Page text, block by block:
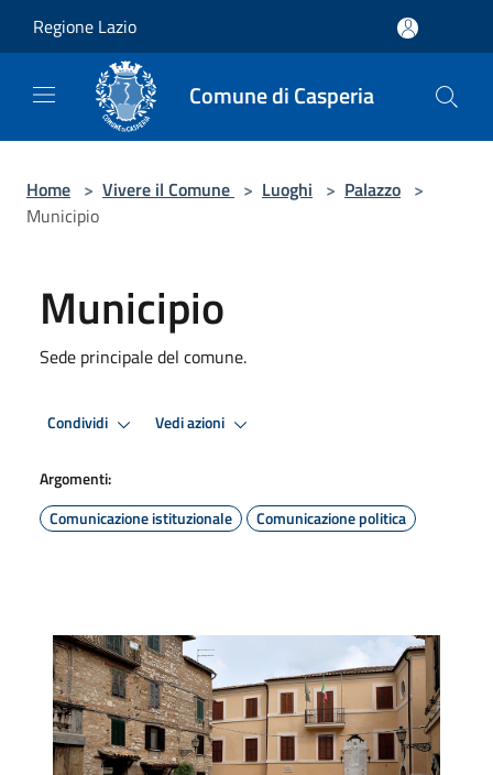
Regione Lazio
Comune di Casperia
Home > Vivere il Comune > Luoghi > Palazzo >
Municipio
Municipio
Sede principale del comune.
Condividi Vedi azioni
Argomenti:
Comunicazione istituzionale
Comunicazione politica